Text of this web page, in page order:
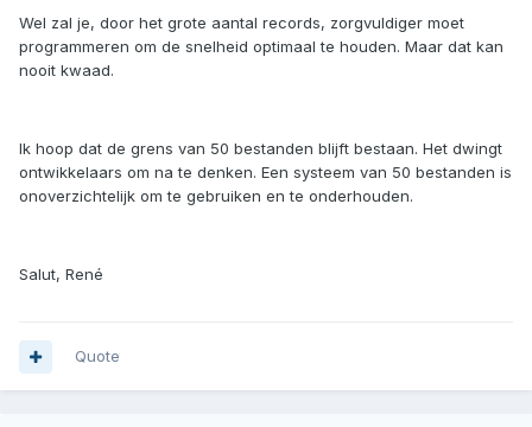
Wel zal je, door het grote aantal records, zorgvuldiger moet
programmeren om de snelheid optimaal te houden. Maar dat kan
nooit kwaad.
Ik hoop dat de grens van 50 bestanden blijft bestaan. Het dwingt
ontwikkelaars om na te denken. Een systeem van 50 bestanden is
onoverzichtelijk om te gebruiken en te onderhouden.
Salut, René
Quote